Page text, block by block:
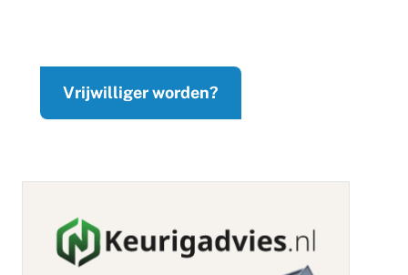
Vrijwilliger worden?